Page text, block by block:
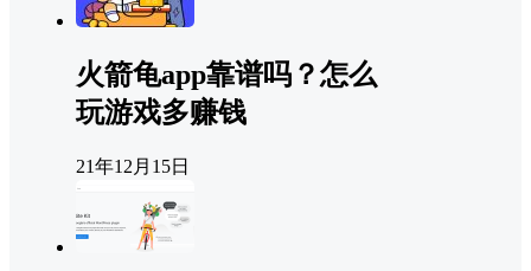
火箭龟app靠谱吗？怎么
玩游戏多赚钱
21年12月15日